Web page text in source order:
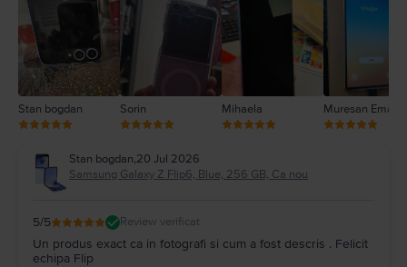
Stan bogdan Sorin Mihaela Muresan
Stan bogdan,20 Jul 2026
Samsung Galaxy Z Flip6, Blue, 256 GB, Ca nou
5/5 Review verificat
Un produs exact ca in fotografi si cum a fost descris . Felicit
echipa Flip